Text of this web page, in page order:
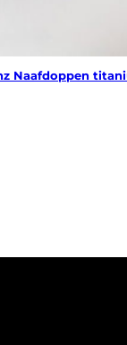
Naafdoppen